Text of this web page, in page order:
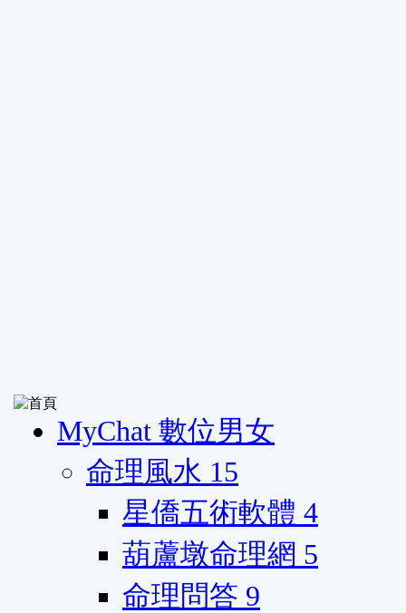
MyChat 數位男女
命理風水 15
星僑五術軟體 4
葫蘆墩命理網 5
命理問答 9